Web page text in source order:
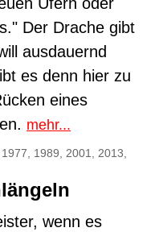
Der Drache gibt
ausdauernd
es denn hier zu
eines
mehr...
1989, 2001, 2013,
wenn es